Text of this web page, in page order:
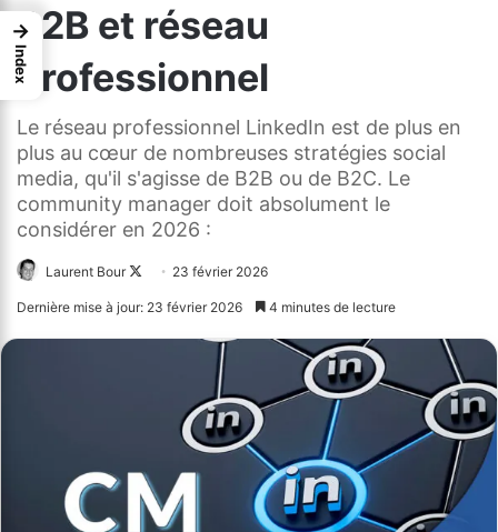
B2B et réseau
professionnel
Le réseau professionnel LinkedIn est de plus en
plus au cœur de nombreuses stratégies social
media, qu'il s'agisse de B2B ou de B2C. Le
community manager doit absolument le
considérer en 2026 :
Laurent Bour
Follow23 février 2026
Dernière mise à jour: 23 février 2026 4 minutes de lecture
→
Index